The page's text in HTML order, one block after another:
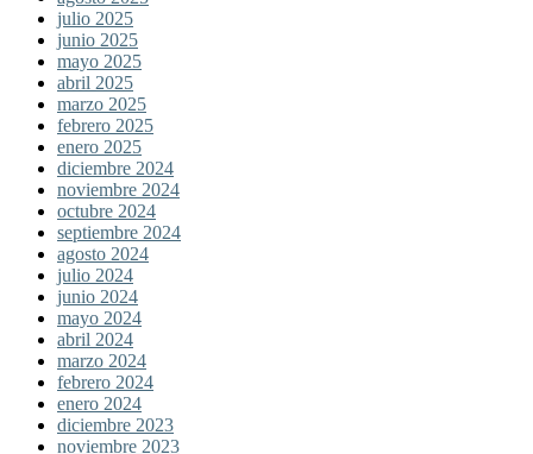
julio 2025
junio 2025
mayo 2025
abril 2025
marzo 2025
febrero 2025
enero 2025
diciembre 2024
noviembre 2024
octubre 2024
septiembre 2024
agosto 2024
julio 2024
junio 2024
mayo 2024
abril 2024
marzo 2024
febrero 2024
enero 2024
diciembre 2023
noviembre 2023